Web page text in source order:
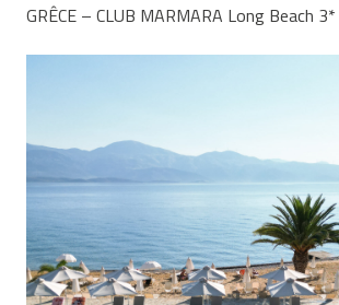
GRÊCE – CLUB MARMARA Long Beach 3*